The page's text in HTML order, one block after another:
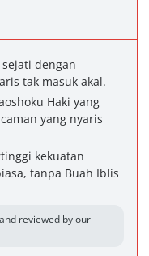
sejati dengan
tak masuk akal.
Haki yang
yang nyaris
kekuatan
tanpa Buah Iblis
reviewed by our